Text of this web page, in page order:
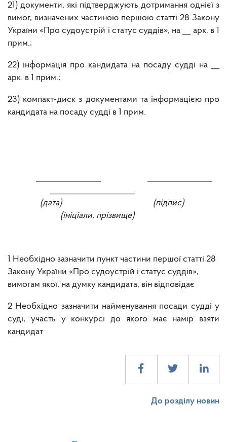
21) документи, які підтверджують дотримання однієї з
вимог, визначених частиною першою статті 28 Закону
України «Про судоустрій і статус суддів», на __ арк. в 1
прим.;
22) інформація про кандидата на посаду судді на __
арк. в 1 прим.;
23) компакт-диск з документами та інформацією про
кандидата на посаду судді в 1 прим.
(дата) (підпис)
(ініціали, прізвище)
1 Необхідно зазначити пункт частини першої статті 28
Закону України «Про судоустрій і статус суддів»,
вимогам якої, на думку кандидата, він відповідає
2 Необхідно зазначити найменування посади судді у
суді, участь у конкурсі до якого має намір взяти
кандидат
До розділу новин